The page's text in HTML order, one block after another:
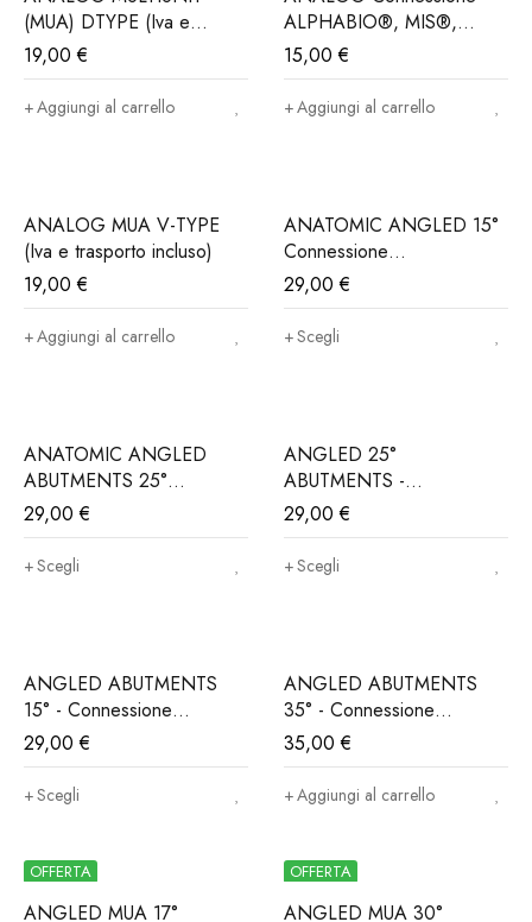
(MUA) DTYPE (Iva e
Trasporto incluso)
19,00€
Aggiungi al carrello
ALPHABIO®, MIS®,
NORIS®..(Iva e trasporto
incluso)
15,00€
Aggiungi al carrello
ANALOG MUA V-TYPE
(Iva e trasporto incluso)
19,00€
Aggiungi al carrello
ANATOMIC ANGLED 15°
Connessione
ALPHABIO®, MIS®,
NORIS®..(Iva e trasporto
incluso)
29,00€
Scegli
ANATOMIC ANGLED
ABUTMENTS 25°
Connessione
ALPHABIO®, MIS®,
NORIS®..(Iva e trasporto
29,00€
Scegli
ANGLED 25°
ABUTMENTS -
Connessione
ALPHABIO®, MIS®,
NORIS®..(Iva e trasporto
29,00€
Scegli
ANGLED ABUTMENTS
15° - Connessione
ALPHABIO®, MIS®,
NORIS®..(Iva e trasporto
incluso)
29,00€
Scegli
ANGLED ABUTMENTS
35° - Connessione
ALPHABIO®, MIS®,
NORIS®..(Iva e trasporto
incluso)
35,00€
Aggiungi al carrello
OFFERTA
ANGLED MUA 17°
OFFERTA
ANGLED MUA 30°